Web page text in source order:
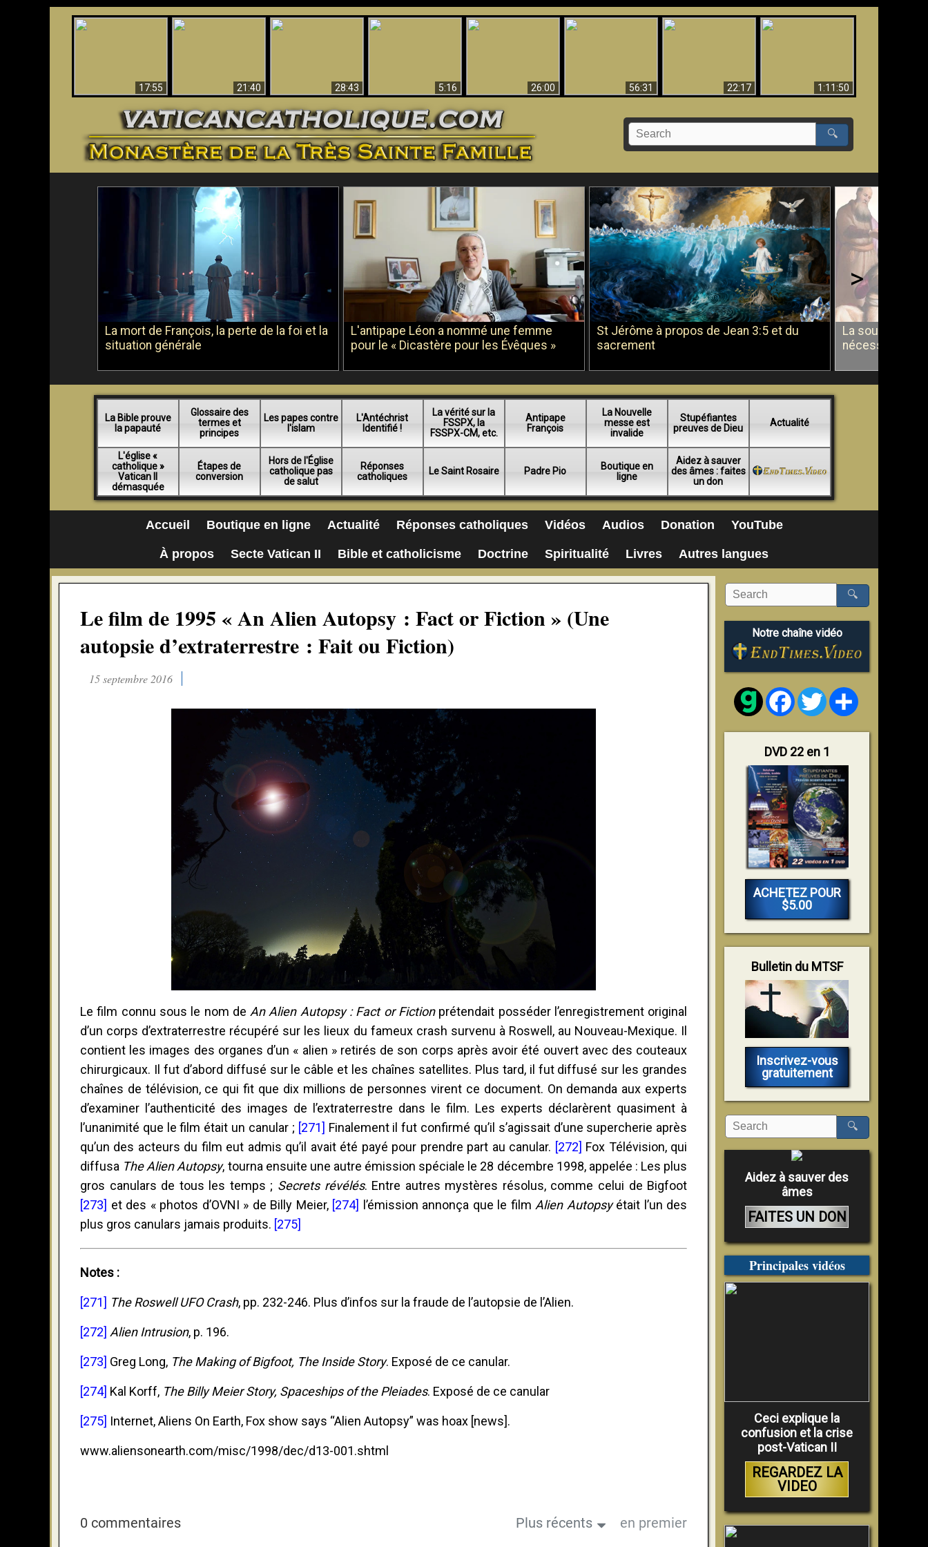
17:55
21:40
28:43
5:16
26:00 56:31 22:17
1:11:50
🔍
La mort de François, la perte de la foi et la
situation générale
L'antipape Léon a nommé une femme
pour le « Dicastère pour les Évêques »
St Jérôme à propos de Jean 3:5 et du
sacrement
La soumission
nécessité du
>
La Bible prouve
la papauté
Glossaire des
termes et
principes
Les papes contre
l'islam
L'Antéchrist
Identifié !
La vérité sur la
FSSPX, la
FSSPX-CM, etc.
Antipape
François
La Nouvelle
messe est
invalide
Stupéfiantes
preuves de Dieu
Actualité
L'église «
catholique »
Vatican II
démasquée
Étapes de
conversion
Hors de l'Église
catholique pas
de salut
Réponses
catholiques
Le Saint Rosaire Padre Pio
Boutique en
ligne
Aidez à sauver
des âmes : faites
un don
Accueil Boutique en ligne Actualité Réponses catholiques Vidéos Audios Donation YouTube
À propos Secte Vatican II Bible et catholicisme Doctrine Spiritualité Livres Autres langues
Le film de 1995 « An Alien Autopsy : Fact or Fiction » (Une
autopsie d’extraterrestre : Fait ou Fiction)
15 septembre 2016
Le film connu sous le nom de An Alien Autopsy : Fact or Fictionprétendait posséder l’enregistrement original
d’un corps d’extraterrestre récupéré sur les lieux du fameux crash survenu à Roswell, au Nouveau-Mexique. Il
contient les images des organes d’un « alien » retirés de son corps après avoir été ouvert avec des couteaux
chirurgicaux. Il fut d’abord diffusé sur le câble et les chaînes satellites. Plus tard, il fut diffusé sur les grandes
chaînes de télévision, ce qui fit que dix millions de personnes virent ce document. On demanda aux experts
d’examiner l’authenticité des images de l’extraterrestre dans le film. Les experts déclarèrent quasiment à
l’unanimité que le film était un canular ; [271] Finalement il fut confirmé qu’il s’agissait d’une supercherie après
qu’un des acteurs du film eut admis qu’il avait été payé pour prendre part au canular. [272] Fox Télévision, qui
diffusa The Alien Autopsy, tourna ensuite une autre émission spéciale le 28 décembre 1998, appelée : Les plus
gros canulars de tous les temps ; Secrets révélés. Entre autres mystères résolus, comme celui de Bigfoot
[273] et des « photos d’OVNI » de Billy Meier, [274] l’émission annonça que le film Alien Autopsyétait l’un des
plus gros canulars jamais produits. [275]
Notes :
[271] The Roswell UFO Crash, pp. 232-246. Plus d’infos sur la fraude de l’autopsie de l’Alien.
[272] Alien Intrusion, p. 196.
[273] Greg Long, The Making of Bigfoot, The Inside Story. Exposé de ce canular.
[274] Kal Korff, The Billy Meier Story, Spaceships of the Pleiades. Exposé de ce canular
[275] Internet, Aliens On Earth, Fox show says “Alien Autopsy” was hoax [news].
www.aliensonearth.com/misc/1998/dec/d13-001.shtml
0 commentaires Plus récents en premier
🔍
Notre chaîne vidéo
FacebookTwitter
DVD 22 en 1
ACHETEZ POUR
$5.00
Bulletin du MTSF
Inscrivez-vous
gratuitement
🔍
Aidez à sauver des
âmes
FAITES UN DON
Principales vidéos
Ceci explique la
confusion et la crise
post-Vatican II
REGARDEZ LA
VIDEO